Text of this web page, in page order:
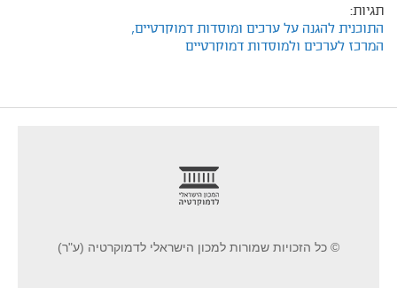
תגיות:
התוכנית להגנה על ערכים ומוסדות דמוקרטיים,
המרכז לערכים ולמוסדות דמוקרטיים
© כל הזכויות שמורות למכון הישראלי לדמוקרטיה (ע"ר)